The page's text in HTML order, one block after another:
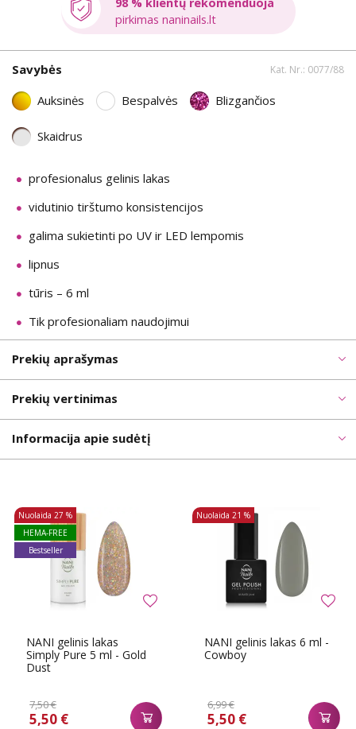
98 % klientų rekomenduoja
pirkimas naninails.lt
Savybės Kat. Nr.: 0077/88
Auksinės Bespalvės Blizgančios
Skaidrus
profesionalus gelinis lakas
vidutinio tirštumo konsistencijos
galima sukietinti po UV ir LED lempomis
lipnus
tūris – 6 ml
Tik profesionaliam naudojimui
Prekių aprašymas
Prekių vertinimas
Informacija apie sudėtį
NANI gelinis lakas
Simply Pure 5 ml - Gold
Dust
7,50 €
5,50 €
Nuolaida 27 %
HEMA-FREE
Bestseller
NANI gelinis lakas 6 ml -
Cowboy
6,99 €
5,50 €
Nuolaida 21 %